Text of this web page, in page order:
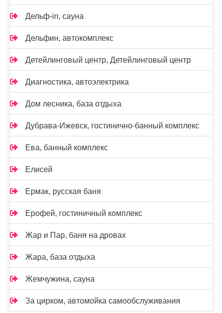
Дельф-in, сауна
Дельфин, автокомплекс
Детейлинговый центр, Детейлинговый центр
Диагностика, автоэлектрика
Дом лесника, база отдыха
Дубрава-Ижевск, гостинично-банный комплекс
Ева, банный комплекс
Елисей
Ермак, русская баня
Ерофей, гостиничный комплекс
Жар и Пар, баня на дровах
Жара, база отдыха
Жемчужина, сауна
За цирком, автомойка самообслуживания